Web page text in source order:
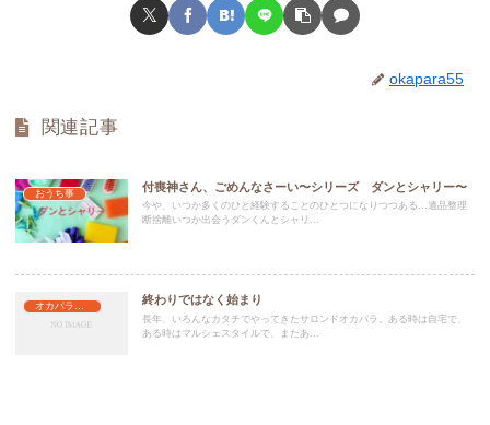
okapara55
関連記事
おうち事
付喪神さん、ごめんなさーい〜シリーズ ダンとシャリー〜
今や、いつか多くのひと経験することのひとつになりつつある…遺品整理
断捨離いつか出会うダンくんとシャリ...
オカパラのお友達
終わりではなく始まり
長年、いろんなカタチでやってきたサロンドオカパラ。ある時は自宅で、
ある時はマルシェスタイルで、またあ...